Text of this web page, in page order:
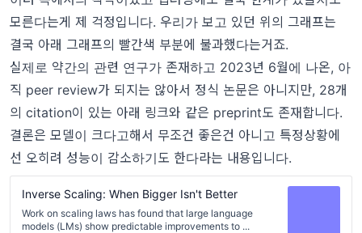
모른다는게 제 걱정입니다. 우리가 보고 있던 위의 그래프는
결국 아래 그래프의 빨간색 부분에 불과했다는거죠.
실제로 약간의 관련 연구가 존재하고 2023년 6월에 나온, 아
직 peer review가 되지는 않아서 정식 논문은 아니지만, 28개
의 citation이 있는 아래 링크와 같은 preprint도 존재합니다.
결론은 모델이 크다고해서 무조건 좋은건 아니고 특정상황에
선 오히려 성능이 감소하기도 한다라는 내용입니다.
Inverse Scaling: When Bigger Isn't Better
Work on scaling laws has found that large language
models (LMs) show predictable improvements to ...